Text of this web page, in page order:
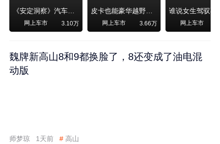
《安定洞察》汽车烧不烧油，和石油安全无关！
网上车市 3.10万
皮卡也能豪华越野！纵横F700上市，限时卖29.99万起
网上车市 3.66万 网上车市
魏牌新高山8和9都换脸了，8还变成了油电混
动版
师梦琼 1天前 # 高山